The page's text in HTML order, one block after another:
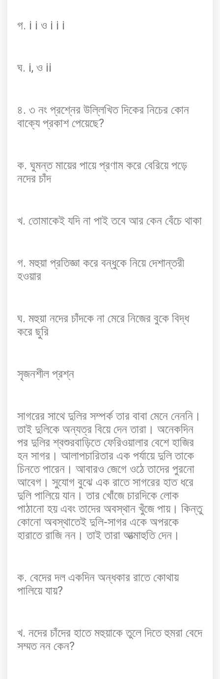
গ. i i ও i i i
ঘ. i, ও ii
৪. ৩ নং প্রশ্নের উল্লিখিত দিকের নিচের কোন
বাক্যে প্রকাশ পেয়েছে?
ক. ঘুমন্ত মায়ের পায়ে প্রণাম করে বেরিয়ে পড়ে
নদের চাঁদ
খ. তোমাকেই যদি না পাই তবে আর কেন বেঁচে থাকা
গ. মহুয়া প্রতিজ্ঞা করে বন্ধুকে নিয়ে দেশান্তরী
হওয়ার
ঘ. মহুয়া নদের চাঁদকে না মেরে নিজের বুকে বিদ্ধ
করে ছুরি
সৃজনশীল প্রশ্ন
সাগরের সাথে দুলির সম্পর্ক তার বাবা মেনে নেননি।
তাই দুলিকে অন্যত্র বিয়ে দেন তারা। অনেকদিন
পর দুলির শ্বশুরবাড়িতে ফেরিওয়ালার বেশে হাজির
হন সাগর। আলাপচারিতার এক পর্যায়ে দুলি তাকে
চিনতে পারেন। আবারও জেগে ওঠে তাদের পুরনো
আবেগ। সুযোগ বুঝে এক রাতে সাগরের হাত ধরে
দুলি পালিয়ে যান। তার খোঁজে চারদিকে লোক
পাঠানো হয় এবং তাদের অবস্থান খুঁজে পায়। কিন্তু
কোনো অবস্থাতেই দুলি-সাগর একে অপরকে
হারাতে রাজি নন। তাই তারা আত্মাহুতি দেন।
ক. বেদের দল একদিন অন্ধকার রাতে কোথায়
পালিয়ে যায়?
খ. নদের চাঁদের হাতে মহুয়াকে তুলে দিতে হুমরা বেদে
সম্মত নন কেন?